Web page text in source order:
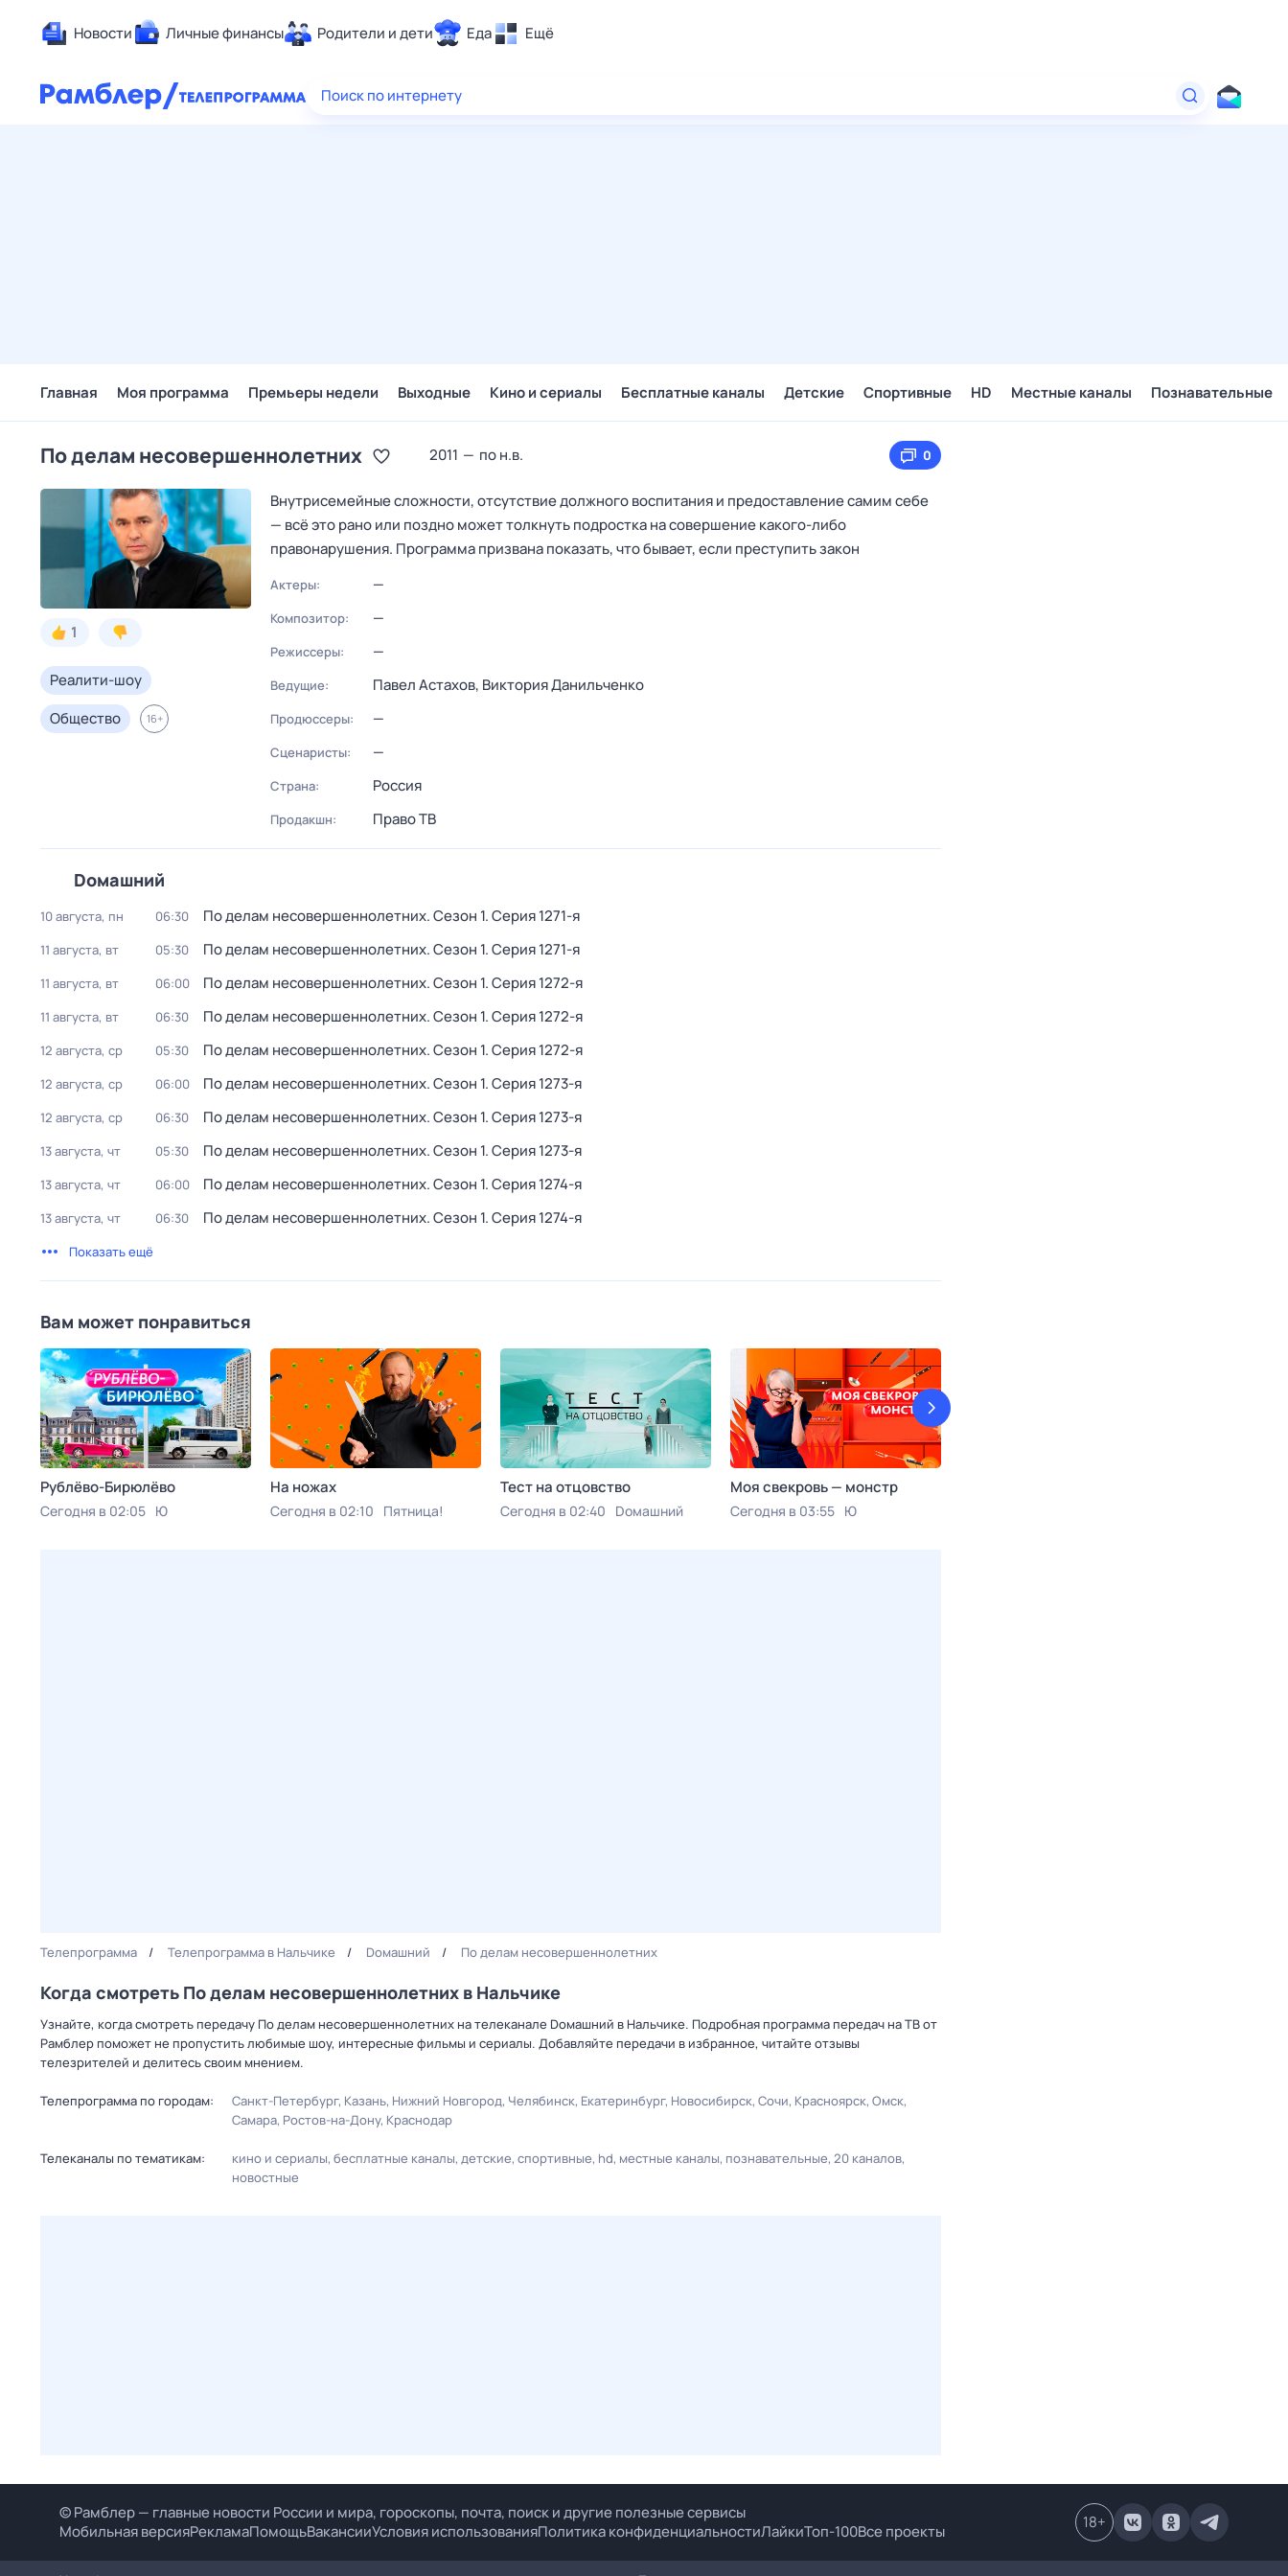
Новости Личные финансы Родители и дети Еда Ещё
Здоровье
Поиск по интернету
Главная Моя программа Премьеры недели Выходные Кино и сериалы Бесплатные каналы Детские Спортивные HD Местные каналы Познавательные
По делам несовершеннолетних 2011 — по н.в. 0
1
Реалити-шоу
Общество
16+
Внутрисемейные сложности, отсутствие должного воспитания и предоставление самим себе
— всё это рано или поздно может толкнуть подростка на совершение какого-либо
правонарушения. Программа призвана показать, что бывает, если преступить закон
Актеры: —
Композитор: —
Режиссеры: —
Ведущие: Павел Астахов, Виктория Данильченко
Продюссеры: —
Сценаристы: —
Страна: Россия
Продакшн: Право ТВ
Dомашний
10 августа, пн 06:30 По делам несовершеннолетних. Сезон 1. Серия 1271-я
11 августа, вт 05:30 По делам несовершеннолетних. Сезон 1. Серия 1271-я
11 августа, вт 06:00 По делам несовершеннолетних. Сезон 1. Серия 1272-я
11 августа, вт 06:30 По делам несовершеннолетних. Сезон 1. Серия 1272-я
12 августа, ср 05:30 По делам несовершеннолетних. Сезон 1. Серия 1272-я
12 августа, ср 06:00 По делам несовершеннолетних. Сезон 1. Серия 1273-я
12 августа, ср 06:30 По делам несовершеннолетних. Сезон 1. Серия 1273-я
13 августа, чт 05:30 По делам несовершеннолетних. Сезон 1. Серия 1273-я
13 августа, чт 06:00 По делам несовершеннолетних. Сезон 1. Серия 1274-я
13 августа, чт 06:30 По делам несовершеннолетних. Сезон 1. Серия 1274-я
Показать ещё
Вам может понравиться
Рублёво-Бирюлёво
Сегодня в 02:05 Ю
На ножах
Сегодня в 02:10 Пятница!
Тест на отцовство
Сегодня в 02:40 Dомашний
Моя свекровь — монстр
Сегодня в 03:55 Ю
Телепрограмма Телепрограмма в Нальчике Dомашний По делам несовершеннолетних
Когда смотреть По делам несовершеннолетних в Нальчике
Узнайте, когда смотреть передачу По делам несовершеннолетних на телеканале Dомашний в Нальчике. Подробная программа передач на ТВ от
Рамблер поможет не пропустить любимые шоу, интересные фильмы и сериалы. Добавляйте передачи в избранное, читайте отзывы
телезрителей и делитесь своим мнением.
Телепрограмма по городам: Санкт-Петербург Казань Нижний Новгород Челябинск Екатеринбург Новосибирск Сочи Красноярск Омск
Самара Ростов-на-Дону Краснодар
Телеканалы по тематикам: кино и сериалы бесплатные каналы детские спортивные hd местные каналы познавательные 20 каналов
новостные
© Рамблер — главные новости России и мира, гороскопы, почта, поиск и другие полезные сервисы
Мобильная версияРекламаПомощьВакансииУсловия использованияПолитика конфиденциальностиЛайкиТоп-100Все проекты 18+